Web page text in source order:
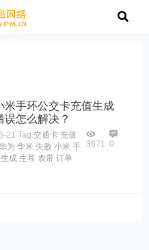
米手环公交卡充值生成
误怎么解决？
21 Tag:交通卡 充值
为 华米 失败 小米 手
生成 生耳 表带 订单
3671 0